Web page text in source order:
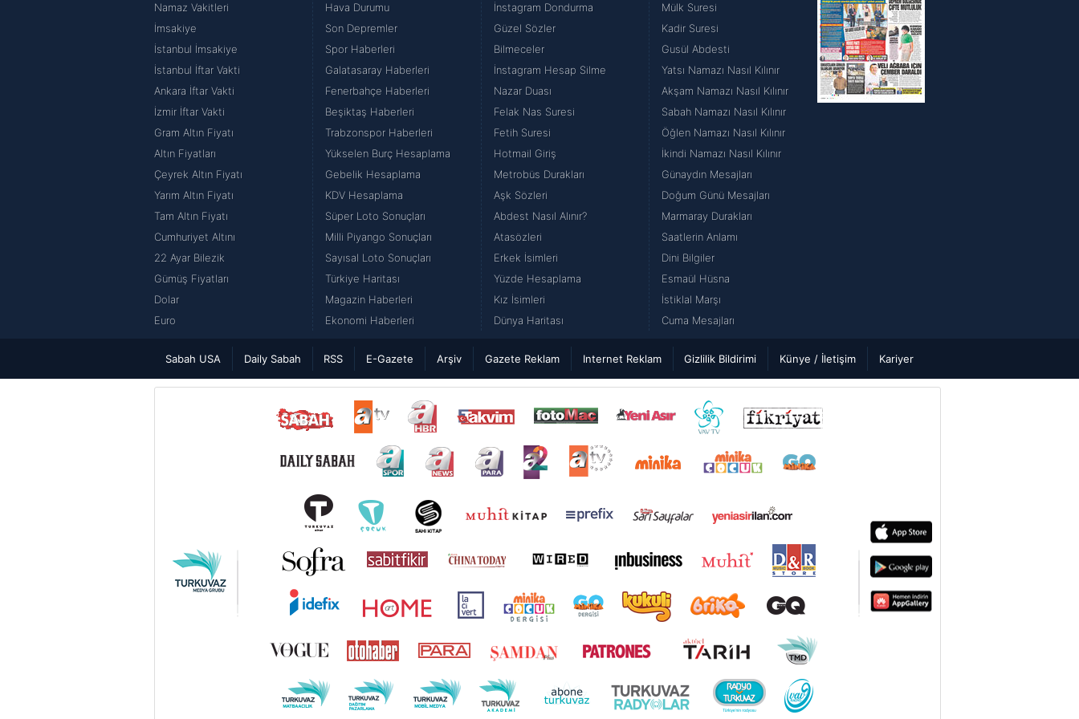
Namaz Vakitleri
İmsakiye
İstanbul İmsakiye
İstanbul İftar Vakti
Ankara İftar Vakti
İzmir İftar Vakti
Gram Altın Fiyatı
Altın Fiyatları
Çeyrek Altın Fiyatı
Yarım Altın Fiyatı
Tam Altın Fiyatı
Cumhuriyet Altını
22 Ayar Bilezik
Gümüş Fiyatları
Dolar
Euro
Hava Durumu
Son Depremler
Spor Haberleri
Galatasaray Haberleri
Fenerbahçe Haberleri
Beşiktaş Haberleri
Trabzonspor Haberleri
Yükselen Burç Hesaplama
Gebelik Hesaplama
KDV Hesaplama
Süper Loto Sonuçları
Milli Piyango Sonuçları
Sayısal Loto Sonuçları
Türkiye Haritası
Magazin Haberleri
Ekonomi Haberleri
İnstagram Dondurma
Güzel Sözler
Bilmeceler
İnstagram Hesap Silme
Nazar Duası
Felak Nas Suresi
Fetih Suresi
Hotmail Giriş
Metrobüs Durakları
Aşk Sözleri
Abdest Nasıl Alınır?
Atasözleri
Erkek İsimleri
Yüzde Hesaplama
Kız İsimleri
Dünya Haritası
Mülk Suresi
Kadir Suresi
Gusül Abdesti
Yatsı Namazı Nasıl Kılınır
Akşam Namazı Nasıl Kılınır
Sabah Namazı Nasıl Kılınır
Öğlen Namazı Nasıl Kılınır
İkindi Namazı Nasıl Kılınır
Günaydın Mesajları
Doğum Günü Mesajları
Marmaray Durakları
Saatlerin Anlamı
Dini Bilgiler
Esmaül Hüsna
İstiklal Marşı
Cuma Mesajları
Sabah USA Daily Sabah RSS E-Gazete Arşiv Gazete Reklam Internet Reklam Gizlilik Bildirimi Künye / İletişim Kariyer